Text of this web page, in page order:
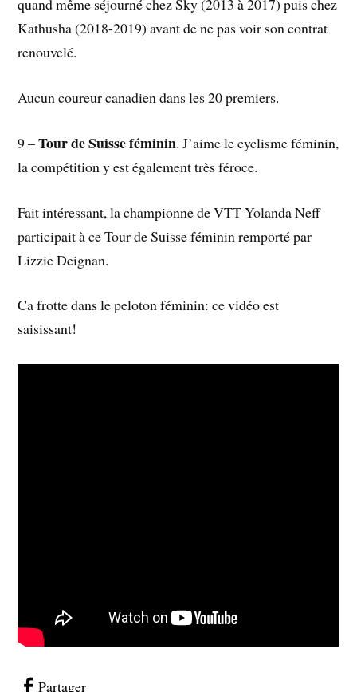
quand même séjourné chez Sky (2013 à 2017) puis chez
Kathusha (2018-2019) avant de ne pas voir son contrat
renouvelé.
Aucun coureur canadien dans les 20 premiers.
9 –Tour de Suisse féminin. J’aime le cyclisme féminin,
la compétition y est également très féroce.
Fait intéressant, la championne de VTT Yolanda Neff
participait à ce Tour de Suisse féminin remporté par
Lizzie Deignan.
Ca frotte dans le peloton féminin: ce vidéo est
saisissant!
Partager